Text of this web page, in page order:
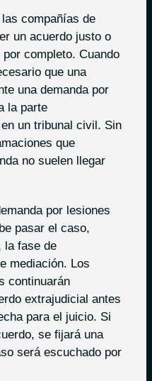
compañías de
un acuerdo justo o
completo. Cuando
que una
una demanda por
la parte
un tribunal civil. Sin
que
no suelen llegar
por lesiones
pasar el caso,
la fase de
mediación. Los
continuarán
extrajudicial antes
para el juicio. Si
se fijará una
será escuchado por